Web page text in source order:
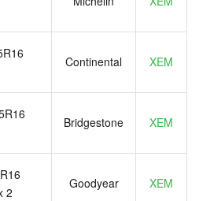
Continental XEM
Bridgestone XEM
2
Goodyear XEM